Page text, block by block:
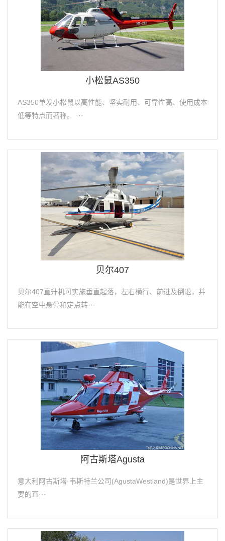
小松鼠AS350
AS350单发小松鼠以高性能、坚实耐用、可靠性高、使用成本
低等特点而著称。 ···
贝尔407
贝尔407直升机可实施垂直起落，左右横行、前进及倒退，并
能在空中悬停和定点转···
阿古斯塔Agusta
意大利阿古斯塔·韦斯特兰公司(AgustaWestland)是世界上主
要的直···